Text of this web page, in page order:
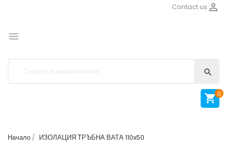

Contact us


 0
Начало ИЗОЛАЦИЯ ТРЪБНА ВАТА 110x50